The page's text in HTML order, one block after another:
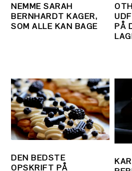
NEMME SARAH
BERNHARDT KAGER,
SOM ALLE KAN BAGE
PÅ
DEN BEDSTE
OPSKRIFT PÅ